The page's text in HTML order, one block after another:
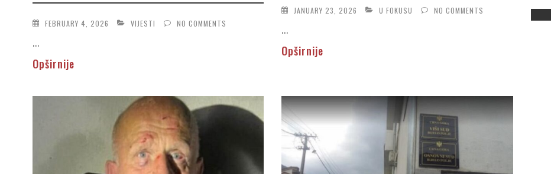
FEBRUARY 4, 2026 VIJESTI NO COMMENTS
...
Opširnije
JANUARY 23, 2026 U FOKUSU NO COMMENTS
...
Opširnije